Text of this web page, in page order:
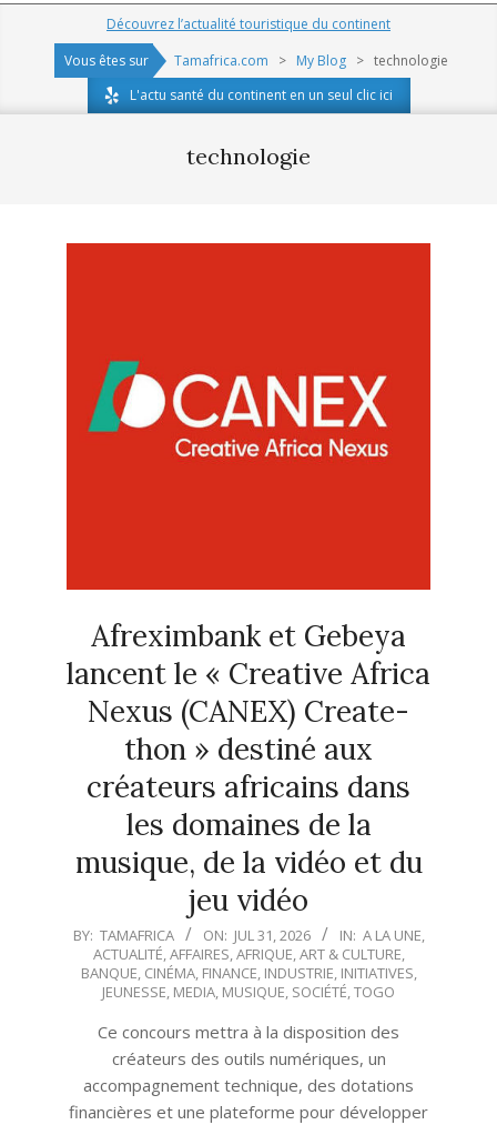
Navigation
Découvrez l’actualité touristique du continent
Vous êtes sur
Tamafrica.com > My Blog > technologie
L'actu santé du continent en un seul clic ici
technologie
Afreximbank et Gebeya
lancent le « Creative Africa
Nexus (CANEX) Create-
thon » destiné aux
créateurs africains dans
les domaines de la
musique, de la vidéo et du
jeu vidéo
2026-
31
BY: TAMAFRICA ON: JUL 31, 2026 IN: A LA UNE,
ACTUALITÉ,AFFAIRES,AFRIQUE,ART & CULTURE,
BANQUE, CINÉMA, FINANCE, INDUSTRIE, INITIATIVES,
JEUNESSE, MEDIA, MUSIQUE, SOCIÉTÉ,TOGO
Ce concours mettra à la disposition des
créateurs des outils numériques, un
accompagnement technique, des dotations
financières et une plateforme pour développer